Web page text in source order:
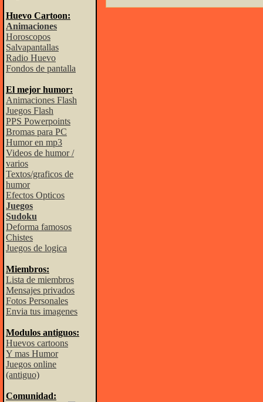
Huevo Cartoon:
Animaciones
Horoscopos
Salvapantallas
Radio Huevo
Fondos de pantalla
El mejor humor:
Animaciones Flash
Juegos Flash
PPS Powerpoints
Bromas para PC
Humor en mp3
Videos de humor /
varios
Textos/graficos de
humor
Efectos Opticos
Juegos
Sudoku
Deforma famosos
Chistes
Juegos de logica
Miembros:
Lista de miembros
Mensajes privados
Fotos Personales
Envia tus imagenes
Modulos antiguos:
Huevos cartoons
Y mas Humor
Juegos online
(antiguo)
Comunidad: